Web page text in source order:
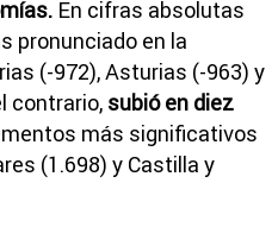
En cifras absolutas
pronunciado en la
(-972), Asturias (-963) y
contrario, subió en diez
más significativos
(1.698) y Castilla y